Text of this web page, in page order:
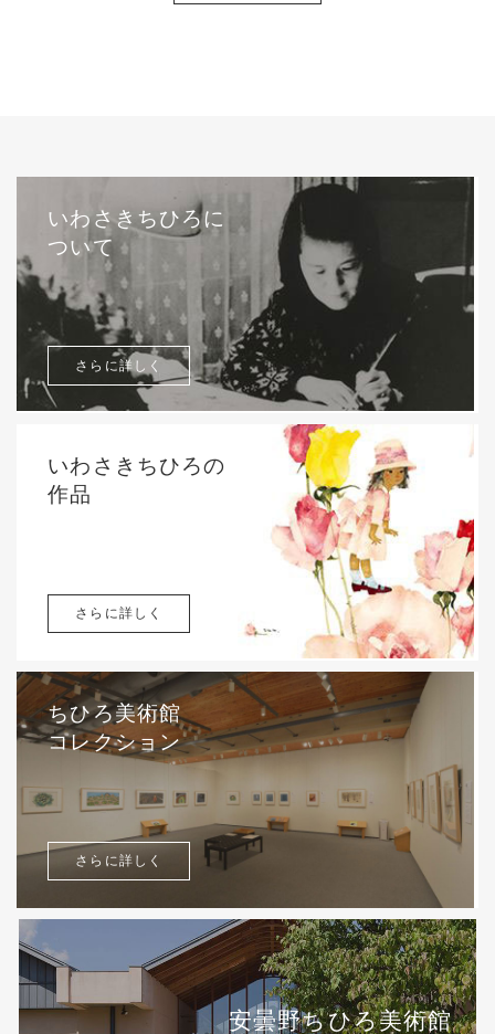
いわさきちひろに
ついて
さらに詳しく
いわさきちひろの
作品
さらに詳しく
ちひろ美術館
コレクション
さらに詳しく
安曇野ちひろ美術館